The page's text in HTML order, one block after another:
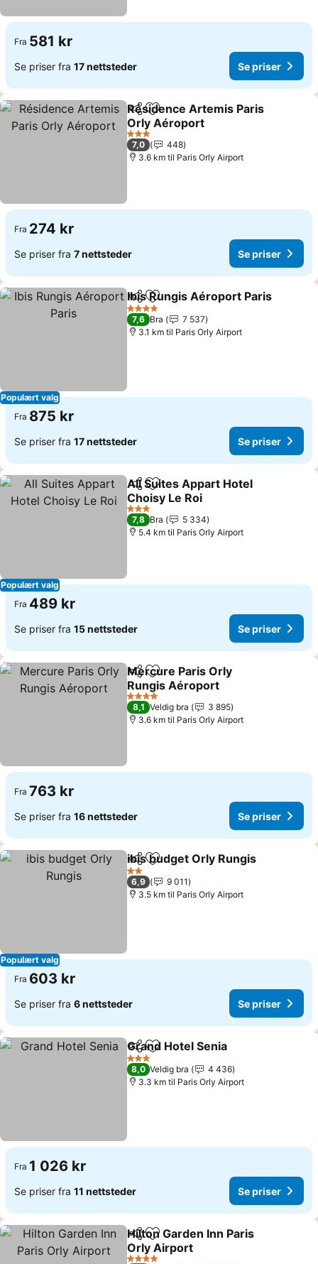
Fra 581 kr
Se priser fra 17 nettsteder Se priser
Del Legg til i favoritter
Résidence Artemis Paris
Orly Aéroport
Se priser
3 Stjerner
7,0
448
3.6 km til Paris Orly Airport
Fra 274 kr
Se priser fra 7 nettsteder Se priser
Populært valg
Del Legg til i favoritter
Ibis Rungis Aéroport Paris
4 Stjerner
7,6 Bra
7 537
3.1 km til Paris Orly Airport
Fra 875 kr
Se priser fra 17 nettsteder Se priser
Populært valg
Del Legg til i favoritter
All Suites Appart Hotel
Choisy Le Roi
Se priser
3 Stjerner
7,8 Bra
5 334
5.4 km til Paris Orly Airport
Fra 489 kr
Se priser fra 15 nettsteder Se priser
Del Legg til i favoritter
Mercure Paris Orly
Rungis Aéroport
Se priser
4 Stjerner
8,1 Veldig bra
3 895
3.6 km til Paris Orly Airport
Fra 763 kr
Se priser fra 16 nettsteder Se priser
Populært valg
Del Legg til i favoritter
ibis budget Orly Rungis
2 Stjerner
6,9
9 011
3.5 km til Paris Orly Airport
Fra 603 kr
Se priser fra 6 nettsteder Se priser
Del Legg til i favoritter
Grand Hotel Senia
3 Stjerner
8,0 Veldig bra
4 436
3.3 km til Paris Orly Airport
Fra 1 026 kr
Se priser fra 11 nettsteder Se priser
Del Legg til i favoritter
Hilton Garden Inn Paris
Orly Airport